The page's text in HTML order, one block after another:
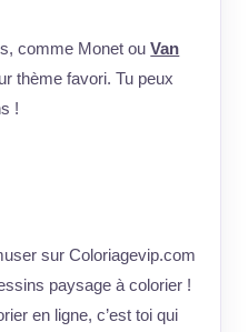
comme Monet ouVan
thème favori. Tu peux
!
sur Coloriagevip.com
paysage à colorier !
en ligne, c’est toi qui